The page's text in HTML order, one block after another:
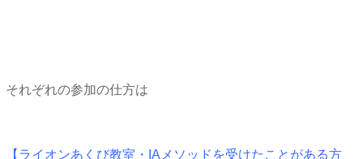
それぞれの参加の仕方は
【ライオンあくび教室・IAメソッドを受けたことがある方